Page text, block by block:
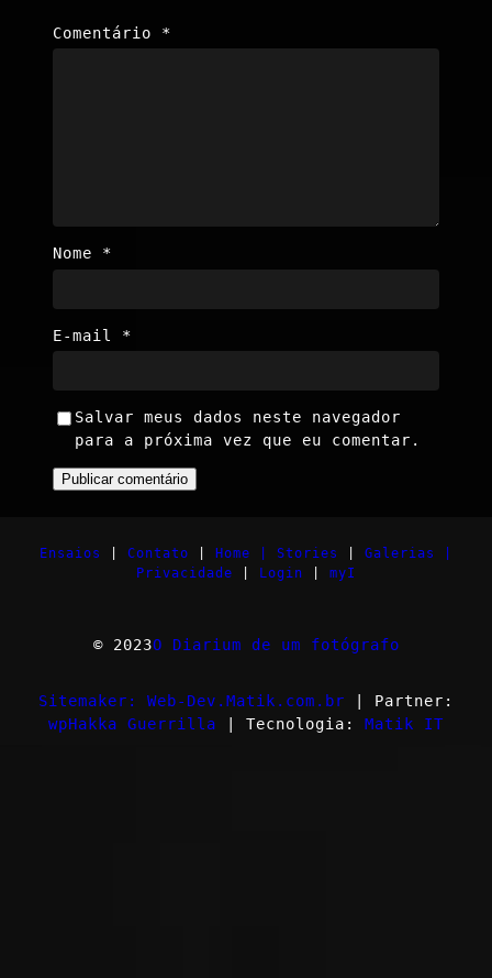
Comentário *
Nome *
E-mail *
Salvar meus dados neste navegador
para a próxima vez que eu comentar.
Ensaios Contato Home | Stories
Galerias |
Privacidade
Login myI
© 2023O Diarium de um fotógrafo
Sitemaker: Web-Dev.Matik.com.br | Partner:
wpHakka Guerrilla | Tecnologia: Matik IT